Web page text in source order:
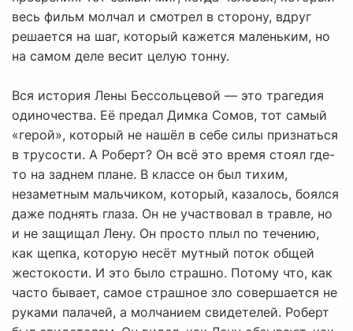
весь фильм молчал и смотрел в сторону, вдруг
решается на шаг, который кажется маленьким, но
на самом деле весит целую тонну.
Вся история Лены Бессольцевой — это трагедия
одиночества. Её предал Димка Сомов, тот самый
«герой», который не нашёл в себе силы признаться
в трусости. А Роберт? Он всё это время стоял где-
то на заднем плане. В классе он был тихим,
незаметным мальчиком, который, казалось, боялся
даже поднять глаза. Он не участвовал в травле, но
и не защищал Лену. Он просто плыл по течению,
как щепка, которую несёт мутный поток общей
жестокости. И это было страшно. Потому что, как
часто бывает, самое страшное зло совершается не
руками палачей, а молчанием свидетелей. Роберт